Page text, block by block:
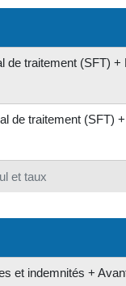
et taux
de traitement (SFT)
de traitement (SFT)
et indemnités +